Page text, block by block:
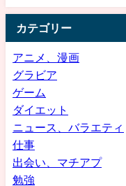
カテゴリー
アニメ、漫画
グラビア
ゲーム
ダイエット
ニュース、バラエティ
仕事
出会い、マチアプ
勉強